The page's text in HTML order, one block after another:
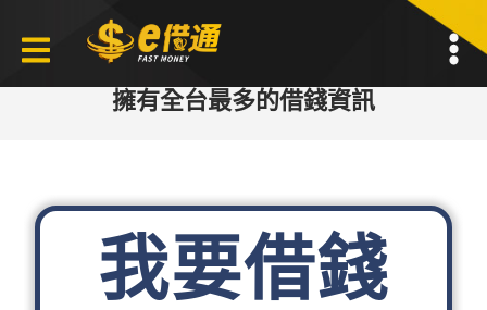
擁有全台最多的借錢資訊
我要借錢